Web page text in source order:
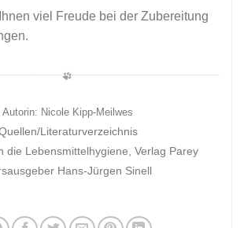
viel Freude bei der Zubereitung
Autorin: Nicole Kipp-Meilwes
Literaturverzeichnis
die Lebensmittelhygiene, Verlag Parey
Hans-Jürgen Sinell